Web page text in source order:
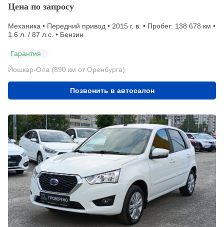
Цена по запросу
Механика • Передний привод • 2015 г. в. • Пробег: 138 678 км •
1.6 л. / 87 л.с. • Бензин
Гарантия
Йошкар-Ола (890 км от Оренбурга)
Позвонить в автосалон